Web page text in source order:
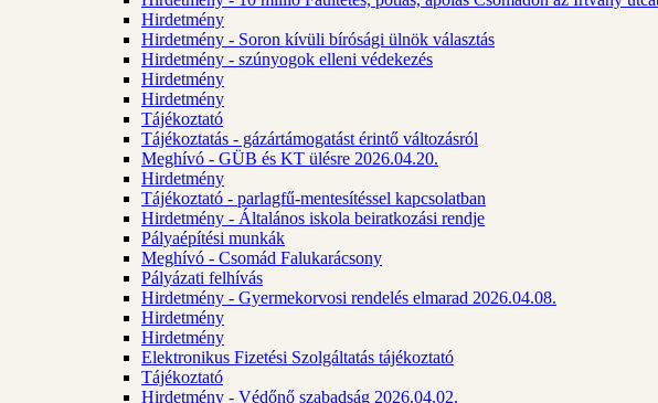
Hirdetmény
Hirdetmény - Soron kívüli bírósági ülnök választás
Hirdetmény - szúnyogok elleni védekezés
Hirdetmény
Hirdetmény
Tájékoztató
Tájékoztatás - gázártámogatást érintő változásról
Meghívó - GÜB és KT ülésre 2026.04.20.
Hirdetmény
Tájékoztató - parlagfű-mentesítéssel kapcsolatban
Hirdetmény - Általános iskola beiratkozási rendje
Pályaépítési munkák
Meghívó - Csomád Falukarácsony
Pályázati felhívás
Hirdetmény - Gyermekorvosi rendelés elmarad 2026.04.08.
Hirdetmény
Hirdetmény
Elektronikus Fizetési Szolgáltatás tájékoztató
Tájékoztató
Hirdetmény - Védőnő szabadság 2026.04.02.